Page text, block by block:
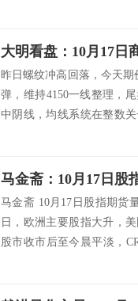
挺的背景下，一句突破了
大明看盘：10月17日
昨日螺纹冲高回落，今天
弹，维持4150一线整理，
中阴线，均线系统在整数
突破。 夜间盘报收十字星
马金斋 10月17日股指期货
日，欧洲主要股指大升，
股市收市后至今晨平淡，
指数平淡，今天早盘亚太